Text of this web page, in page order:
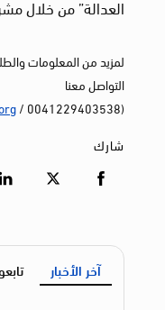
العدالة” من خلال
لمزيد من المعلومات
التواصل معنا
(0041229403538 /
شارك
آخر الأخبار